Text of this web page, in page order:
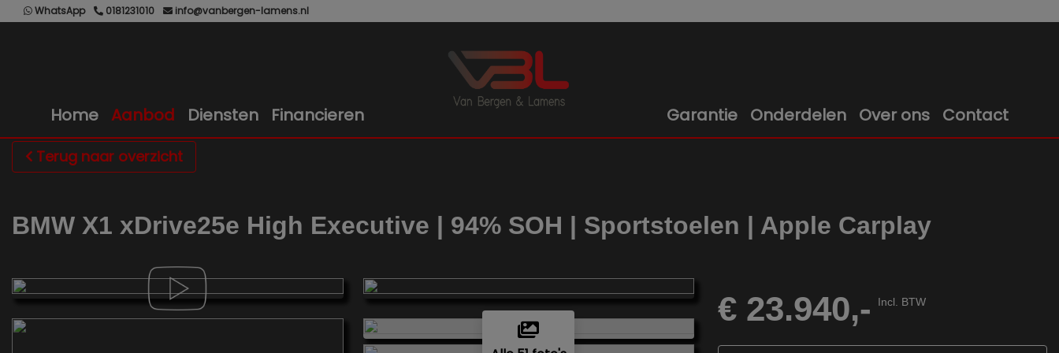
WhatsApp 0181231010 info@vanbergen-lamens.nl
Home Aanbod Diensten Financieren Garantie Onderdelen Over ons Contact
Terug naar overzicht
BMW X1 xDrive25e High Executive | 94% SOH | Sportstoelen | Apple Carplay
€ 23.940,- Incl. BTW